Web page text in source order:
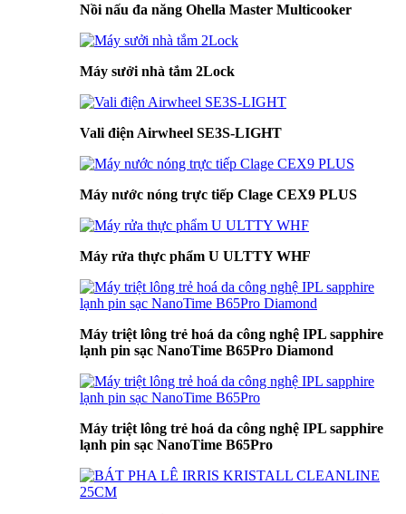
Nồi nấu đa năng Ohella Master Multicooker
Máy sưởi nhà tắm 2Lock
Vali điện Airwheel SE3S-LIGHT
Máy nước nóng trực tiếp Clage CEX9 PLUS
Máy rửa thực phẩm U ULTTY WHF
Máy triệt lông trẻ hoá da công nghệ IPL sapphire
lạnh pin sạc NanoTime B65Pro Diamond
Máy triệt lông trẻ hoá da công nghệ IPL sapphire
lạnh pin sạc NanoTime B65Pro